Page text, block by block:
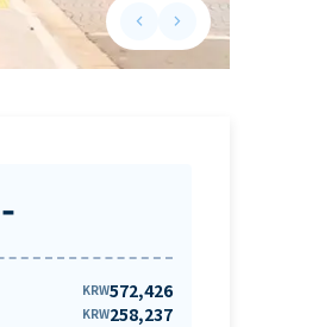
keyboard_arrow_leftPrevious slide
keyboard_arrow_rightNext slide
-
KRW572,426
KRW258,237